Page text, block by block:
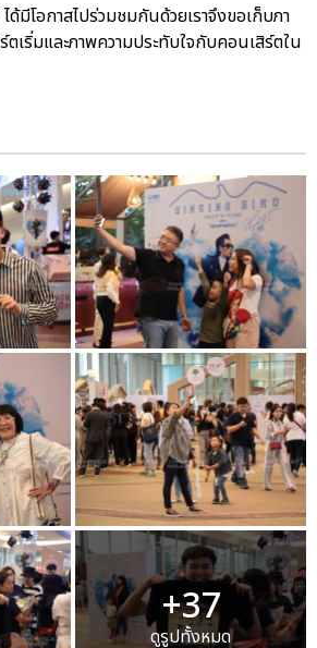
ได้มีโอกาสไปร่วมชมกันด้วยเราจึงขอเก็บภา
เริ่มและภาพความประทับใจกับคอนเสิร์ตใน
+37
ดูรูปทั้งหมด